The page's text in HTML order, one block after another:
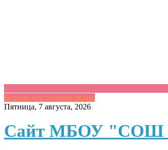
Версия для слабовидящих
Skip
content
Пятница, 7 августа, 2026
Сайт МБОУ "СОШ